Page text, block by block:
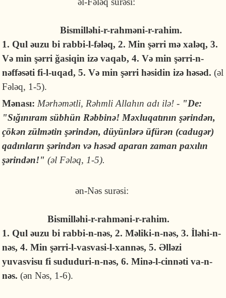
Bismilləhi-r-rahməni-r-rahim.
1. Qul əuzu bi rabbi-l-fələq, 2. Min şərri mə xaləq, 3.
Və min şərri ğasiqin izə vaqab, 4. Və min şərri-n-
nəffəsəti fi-l-uqad, 5. Və min şərri həsidin izə həsəd.(əl
Fələq, 1-5).
Mənası: Mərhəmətli, Rəhmli Allahın adı ilə! - "De:
"Sığınıram sübhün Rəbbinə! Məxluqatının şərindən,
çökən zülmətin şərindən, düyünlərə üfürən (cadugər)
qadınların şərindən və həsəd aparan zaman paxılın
şərindən!"(əl Fələq, 1-5).
ən-Nəs surəsi:
Bismilləhi-r-rahməni-r-rahim.
1. Qul əuzu bi rabbi-n-nəs, 2. Məliki-n-nəs, 3. İləhi-n-
nəs, 4. Min şərri-l-vasvasi-l-xannəs, 5. Əlləzi
yuvasvisu fi sududuri-n-nəs, 6. Minə-l-cinnəti va-n-
nəs.(ən Nəs, 1-6).